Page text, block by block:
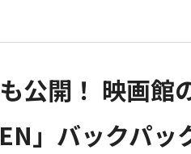
公開！ 映画館
」バックパッ